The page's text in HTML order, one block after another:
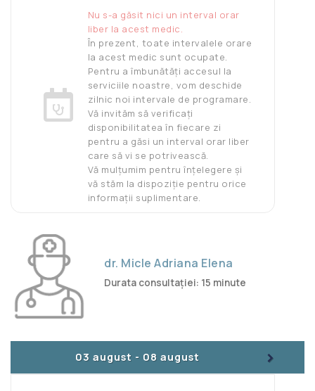
Nu s-a găsit nici un interval orar
liber la acest medic.
În prezent, toate intervalele orare
la acest medic sunt ocupate.
Pentru a îmbunătăți accesul la
serviciile noastre, vom deschide
zilnic noi intervale de programare.
Vă invităm să verificați
disponibilitatea în fiecare zi
pentru a găsi un interval orar liber
care să vi se potrivească.
Vă mulțumim pentru înțelegere și
vă stăm la dispoziție pentru orice
informații suplimentare.
dr. Micle Adriana Elena
Durata consultației: 15 minute
03 august - 08 august >